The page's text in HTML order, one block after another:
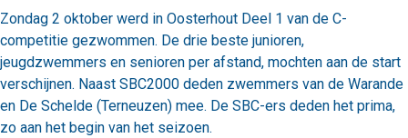
Zondag 2 oktober werd in Oosterhout Deel 1 van de C-
competitie gezwommen. De drie beste junioren,
jeugdzwemmers en senioren per afstand, mochten aan de start
verschijnen. Naast SBC2000 deden zwemmers van de Warande
en De Schelde (Terneuzen) mee. De SBC-ers deden het prima,
zo aan het begin van het seizoen.